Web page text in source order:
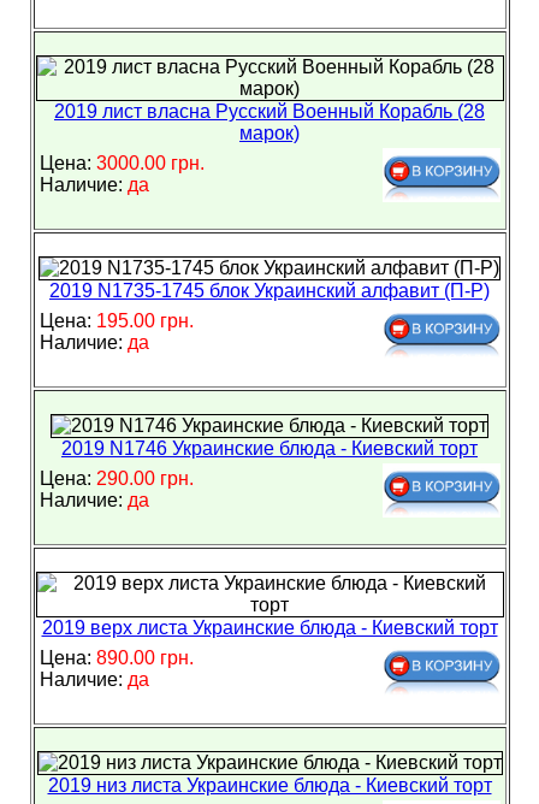
2019 лист власна Русский Военный Корабль (28
марок)
Цена: 3000.00 грн.
Наличие: да
2019 N1735-1745 блок Украинский алфавит (П-Р)
Цена: 195.00 грн.
Наличие: да
2019 N1746 Украинские блюда - Киевский торт
Цена: 290.00 грн.
Наличие: да
2019 верх листа Украинские блюда - Киевский торт
Цена: 890.00 грн.
Наличие: да
2019 низ листа Украинские блюда - Киевский торт